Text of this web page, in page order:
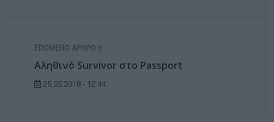
ΕΠΌΜΕΝΟ ΆΡΘΡΟ
Αληθινό Survivor στο Passport
25.05.2018 - 12:44